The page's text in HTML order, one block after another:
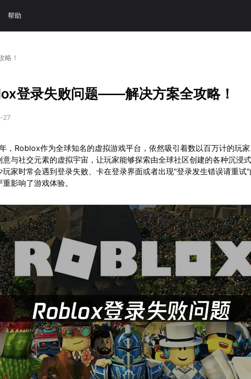
帮助
略！
登录失败问题——解决方案全攻略！
27
，Roblox作为全球知名的虚拟游戏平台，依然吸引着数以百万计的玩
意与社交元素的虚拟宇宙，让玩家能够探索由全球社区创建的各种沉浸
玩家时常会遇到登录失败、卡在登录界面或者出现"登录发生错误请重试
影响了游戏体验。